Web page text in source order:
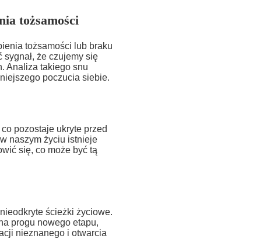
tożsamości
tożsamości lub braku
że czujemy się
Analiza takiego snu
poczucia siebie.
pozostaje ukryte przed
naszym życiu istnieje
się, co może być tą
ścieżki życiowe.
progu nowego etapu,
nieznanego i otwarcia